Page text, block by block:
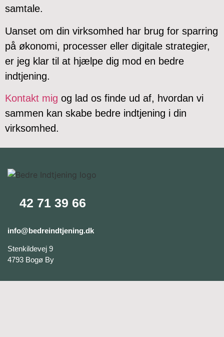
samtale.
Uanset om din virksomhed har brug for sparring
på økonomi, processer eller digitale strategier,
er jeg klar til at hjælpe dig mod en bedre
indtjening.
Kontakt mig og lad os finde ud af, hvordan vi
sammen kan skabe bedre indtjening i din
virksomhed.
42 71 39 66
info@bedreindtjening.dk
Stenkildevej 9
4793 Bogø By